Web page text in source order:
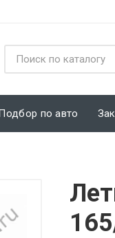
по авто